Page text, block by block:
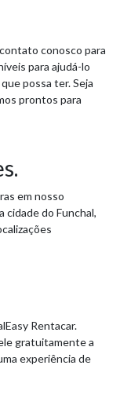
conosco para
para ajudá-lo
possa ter. Seja
prontos para
em nosso
cidade do Funchal,
Rentacar.
gratuitamente a
experiência de